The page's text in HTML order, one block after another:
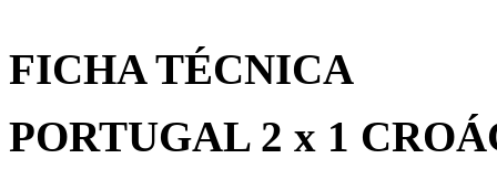
FICHA TÉCNICA
PORTUGAL 2 x 1